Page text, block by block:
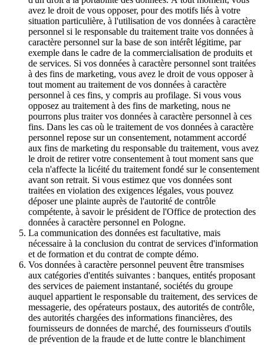
avez le droit de vous opposer, pour des motifs liés à votre
situation particulière, à l'utilisation de vos données à caractère
personnel si le responsable du traitement traite vos données à
caractère personnel sur la base de son intérêt légitime, par
exemple dans le cadre de la commercialisation de produits et
de services. Si vos données à caractère personnel sont traitées
à des fins de marketing, vous avez le droit de vous opposer à
tout moment au traitement de vos données à caractère
personnel à ces fins, y compris au profilage. Si vous vous
opposez au traitement à des fins de marketing, nous ne
pourrons plus traiter vos données à caractère personnel à ces
fins. Dans les cas où le traitement de vos données à caractère
personnel repose sur un consentement, notamment accordé
aux fins de marketing du responsable du traitement, vous avez
le droit de retirer votre consentement à tout moment sans que
cela n'affecte la licéité du traitement fondé sur le consentement
avant son retrait. Si vous estimez que vos données sont
traitées en violation des exigences légales, vous pouvez
déposer une plainte auprès de l'autorité de contrôle
compétente, à savoir le président de l'Office de protection des
données à caractère personnel en Pologne.
La communication des données est facultative, mais
nécessaire à la conclusion du contrat de services d'information
et de formation et du contrat de compte démo.
Vos données à caractère personnel peuvent être transmises
aux catégories d'entités suivantes : banques, entités proposant
des services de paiement instantané, sociétés du groupe
auquel appartient le responsable du traitement, des services de
messagerie, des opérateurs postaux, des autorités de contrôle,
des autorités chargées des informations financières, des
fournisseurs de données de marché, des fournisseurs d'outils
de prévention de la fraude et de lutte contre le blanchiment